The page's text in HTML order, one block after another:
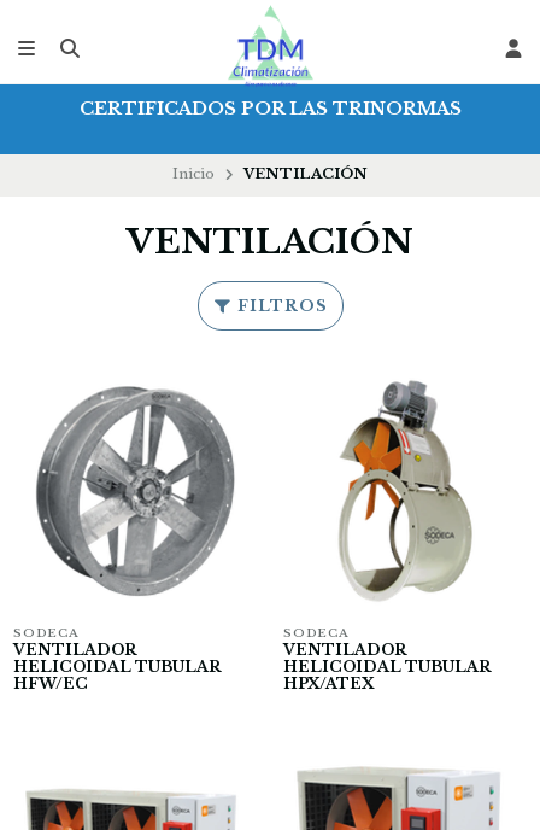
CERTIFICADOS POR LAS TRINORMAS
Inicio VENTILACIÓN
VENTILACIÓN
FILTROS
SODECA
VENTILADOR
HELICOIDAL TUBULAR
HFW/EC
SODECA
VENTILADOR
HELICOIDAL TUBULAR
HPX/ATEX